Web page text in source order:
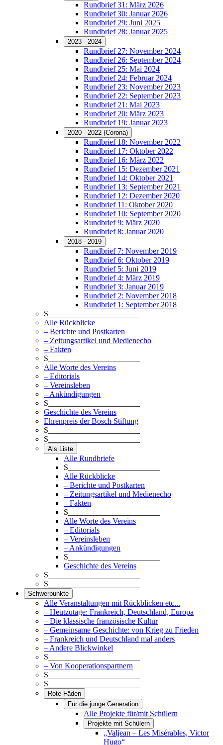
Rundbrief 31: März 2026
Rundbrief 30: Januar 2026
Rundbrief 29: Juni 2025
Rundbrief 28: Januar 2025
2023 - 2024
Rundbrief 27: November 2024
Rundbrief 26: September 2024
Rundbrief 25: Mai 2024
Rundbrief 24: Februar 2024
Rundbrief 23: November 2023
Rundbrief 22: September 2023
Rundbrief 21: Mai 2023
Rundbrief 20: März 2023
Rundbrief 19: Januar 2023
2020 - 2022 (Corona)
Rundbrief 18: November 2022
Rundbrief 17: Oktober 2022
Rundbrief 16: März 2022
Rundbrief 15: Dezember 2021
Rundbrief 14: Oktober 2021
Rundbrief 13: September 2021
Rundbrief 12: Dezember 2020
Rundbrief 11: Oktober 2020
Rundbrief 10: September 2020
Rundbrief 9: März 2020
Rundbrief 8: Januar 2020
2018 - 2019
Rundbrief 7: November 2019
Rundbrief 6: Oktober 2019
Rundbrief 5: Juni 2019
Rundbrief 4: März 2019
Rundbrief 3: Januar 2019
Rundbrief 2: November 2018
Rundbrief 1: September 2018
S_______________________
Alle Rückblicke
– Berichte und Postkarten
– Zeitungsartikel und Medienecho
– Fakten
S_______________________
Alle Worte des Vereins
– Editorials
– Vereinsleben
– Ankündigungen
S_______________________
Geschichte des Vereins
Ehrenpreis der Bosch Stiftung
S_______________________
S_______________________
Als Liste
Alle Rundbriefe
S_______________________
Alle Rückblicke
– Berichte und Postkarten
– Zeitungsartikel und Medienecho
– Fakten
S_______________________
Alle Worte des Vereins
– Editorials
– Vereinsleben
– Ankündigungen
S_______________________
Geschichte des Vereins
S_______________________
S_______________________
Schwerpunkte
Alle Veranstaltungen mit Rückblicken etc...
– Heutzutage: Frankreich, Deutschland, Europa
– Die klassische französische Kultur
– Gemeinsame Geschichte: von Krieg zu Frieden
– Frankreich und Deutschland mal anders
– Andere Blickwinkel
S_______________________
– Von Kooperationspartnern
S_______________________
S_______________________
Rote Fäden
Für die junge Generation
Alle Projekte für/mit Schülern
Projekte mit Schülern
„Valjean – Les Misérables, Victor
Hugo“